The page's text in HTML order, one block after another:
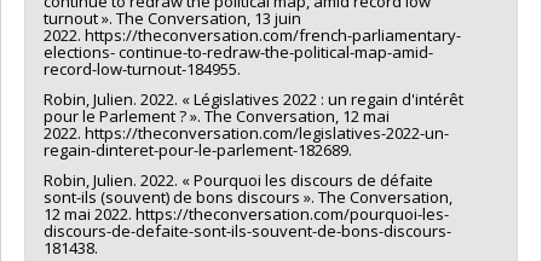
turnout ». The Conversation, 13 juin
2022. https://theconversation.com/french-parliamentary-
elections- continue-to-redraw-the-political-map-amid-
record-low-turnout-184955.
Robin, Julien. 2022. « Législatives 2022 : un regain d'intérêt
pour le Parlement ? ». The Conversation, 12 mai
2022. https://theconversation.com/legislatives-2022-un-
regain-dinteret-pour-le-parlement-182689.
Robin, Julien. 2022. « Pourquoi les discours de défaite
sont-ils (souvent) de bons discours ». The Conversation,
12 mai 2022. https://theconversation.com/pourquoi-les-
discours-de-defaite-sont-ils-souvent-de-bons-discours-
181438.